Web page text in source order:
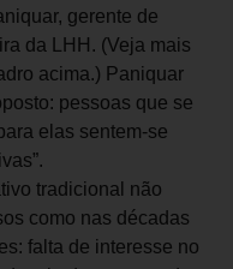
gerente de
da LHH. (Veja mais
acima.) Paniquar
pessoas que se
elas sentem-se
tradicional não
como nas décadas
falta de interesse no